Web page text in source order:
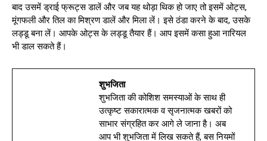
बाद उसमें ड्राई फ्रूट्स डालें और जब यह थोड़ा थिक हो जाए तो इसमें ओट्स,
मूंगफली और तिल का मिश्रण डालें और मिला लें। इसे ठंडा करने के बाद, उसके
लड्डू बना लें। आपके ओट्स के लड्डू तैयार हैं। आप इसमें कसा हुआ नारियल
भी डाल सकते हैं।
शुभजिता
शुभजिता की कोशिश समस्याओं के साथ ही
उत्कृष्ट सकारात्मक व सृजनात्मक खबरों को
साभार संग्रहित कर आगे ले जाना है। अब
आप भी शुभजिता में लिख सकते हैं, बस नियमों